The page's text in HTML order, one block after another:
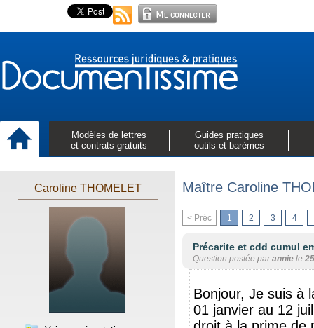
Modèles de lettres
et contrats gratuits
Guides pratiques
outils et barèmes
Caroline THOMELET Maître Caroline
< Préc 1 2 3 4
Précarite et cdd cumul
Question postée parannie le
Bonjour, Je suis à
01 janvier au 12